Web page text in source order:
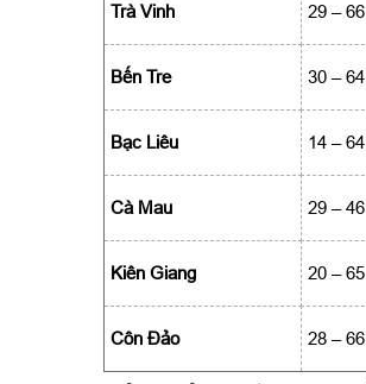
Trà Vinh 29 – 66
Bến Tre 30 – 64
Bạc Liêu 14 – 64
Cà Mau 29 – 46
Kiên Giang 20 – 65
Côn Đảo 28 – 66